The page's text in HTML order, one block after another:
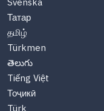
Татар
தமிழ்
Türkmen
తెలుగు
Tiếng Việt
Тоҷикӣ